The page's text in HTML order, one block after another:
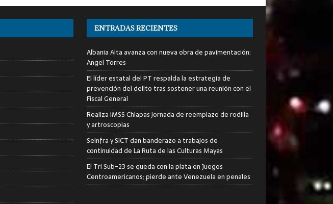
ENTRADAS RECIENTES
Albania Alta avanza con nueva obra de pavimentación:
Angel Torres
El líder estatal del PT respalda la estrategia de
prevención del delito tras sostener una reunión con el
Fiscal General
Realiza IMSS Chiapas jornada de reemplazo de rodilla
y artroscopias
Seinfra y SICT dan banderazo a trabajos de
continuidad de La Ruta de las Culturas Mayas
El Tri Sub-23 se queda con la plata en Juegos
Centroamericanos; pierde ante Venezuela en penales